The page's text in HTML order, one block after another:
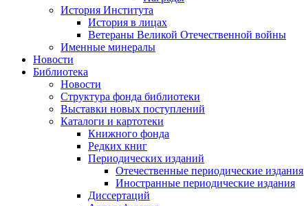
История Института
История в лицах
Ветераны Великой Отечественной войны
Именные минералы
Новости
Библиотека
Новости
Структура фонда библиотеки
Выставки новых поступлений
Каталоги и картотеки
Книжного фонда
Редких книг
Периодических изданий
Отечественные периодические издания
Иностранные периодические издания
Диссертаций